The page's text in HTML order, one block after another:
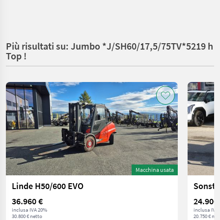
Più risultati su: Jumbo *J/SH60/17,5/75TV*5219 h
Top !
Macchina usata
Linde H50/600 EVO
36.960 €
inclusa IVA 20%
30.800 € netto
24.900
inclusa IVA
20.750 €